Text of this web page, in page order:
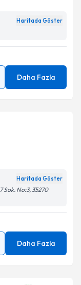
Haritada Göster
Daha Fazla
Haritada Göster
Sok. No:3, 35270
Daha Fazla